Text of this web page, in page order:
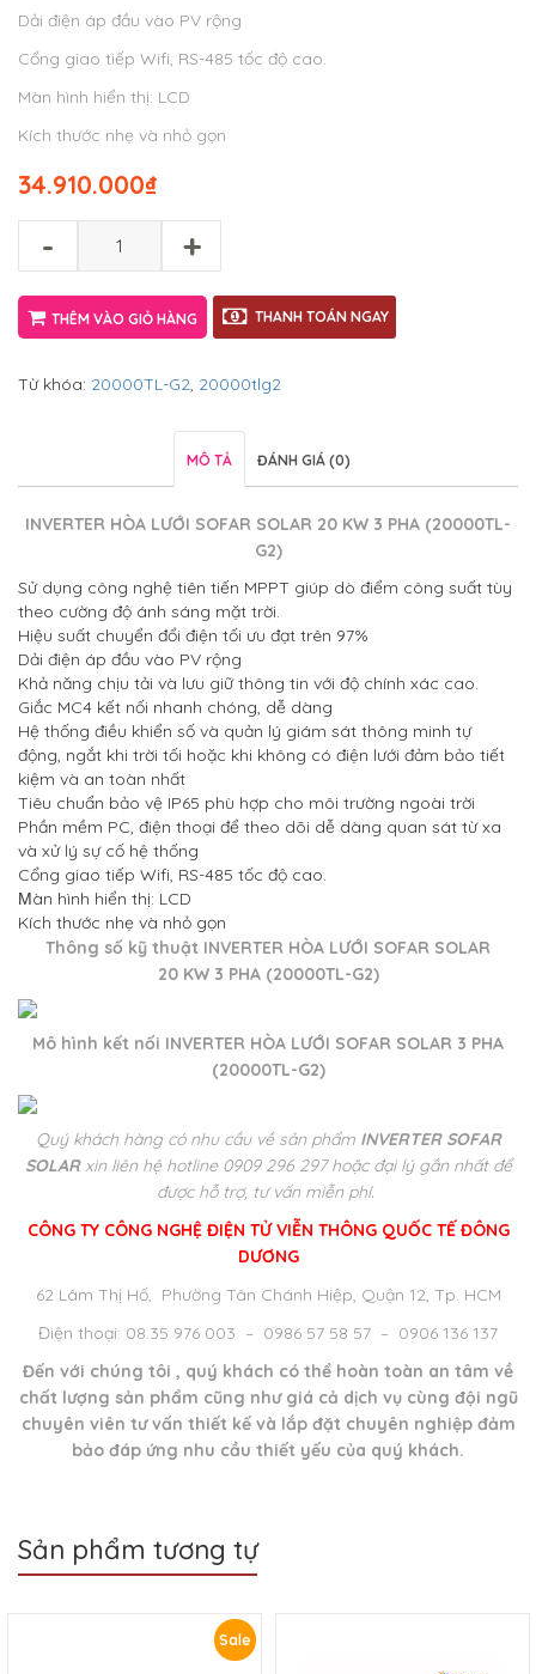
Dải điện áp đầu vào PV rộng
Cổng giao tiếp Wifi, RS-485 tốc độ cao.
Màn hình hiển thị: LCD
Kích thước nhẹ và nhỏ gọn
₫
34.910.000
- +
THÊM VÀO GIỎ HÀNG THANH TOÁN NGAY
Từ khóa: 20000TL-G2, 20000tlg2
MÔ TẢ ĐÁNH GIÁ (0)
INVERTER HÒA LƯỚI SOFAR SOLAR 20 KW 3 PHA (20000TL-
G2)
Sử dụng công nghệ tiên tiến MPPT giúp dò điểm công suất tùy
theo cường độ ánh sáng mặt trời.
Hiệu suất chuyển đổi điện tối ưu đạt trên 97%
Dải điện áp đầu vào PV rộng
Khả năng chịu tải và lưu giữ thông tin với độ chính xác cao.
Giắc MC4 kết nối nhanh chóng, dễ dàng
Hệ thống điều khiển số và quản lý giám sát thông minh tự
động, ngắt khi trời tối hoặc khi không có điện lưới đảm bảo tiết
kiệm và an toàn nhất
Tiêu chuẩn bảo vệ IP65 phù hợp cho môi trường ngoài trời
Phần mềm PC, điện thoại để theo dõi dễ dàng quan sát từ xa
và xử lý sự cố hệ thống
Cổng giao tiếp Wifi, RS-485 tốc độ cao.
Màn hình hiển thị: LCD
Kích thước nhẹ và nhỏ gọn
Thông số kỹ thuật INVERTER HÒA LƯỚI SOFAR SOLAR
20 KW 3 PHA (20000TL-G2)
Mô hình kết nối INVERTER HÒA LƯỚI SOFAR SOLAR 3 PHA
(20000TL-G2)
Quý khách hàng có nhu cầu về sản phẩm INVERTER SOFAR
SOLARxin liên hệ hotline 0909 296 297 hoặc đại lý gần nhất để
được hỗ trợ, tư vấn miễn phí.
CÔNG TY CÔNG NGHỆ ĐIỆN TỬ VIỄN THÔNG QUỐC TẾ ĐÔNG
DƯƠNG
62 Lâm Thị Hố, Phường Tân Chánh Hiệp, Quận 12, Tp. HCM
Điện thoại: 08.35 976 003 – 0986 57 58 57 – 0906 136 137
Đến với chúng tôi , quý khách có thể hoàn toàn an tâm về
chất lượng sản phẩm cũng như giá cả dịch vụ cùng đội ngũ
chuyên viên tư vấn thiết kế và lắp đặt chuyên nghiệp đảm
bảo đáp ứng nhu cầu thiết yếu của quý khách.
Sản phẩm tương tự
Sale